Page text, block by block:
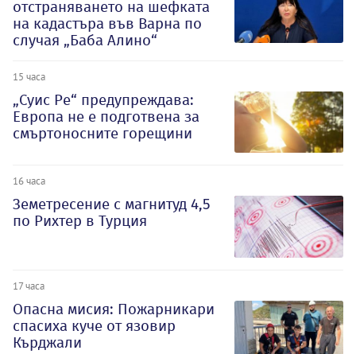
отстраняването на шефката
на кадастъра във Варна по
случая „Баба Алино“
15 часа
„Суис Ре“ предупреждава:
Европа не е подготвена за
смъртоносните горещини
16 часа
Земетресение с магнитуд 4,5
по Рихтер в Турция
17 часа
Опасна мисия: Пожарникари
спасиха куче от язовир
Кърджали